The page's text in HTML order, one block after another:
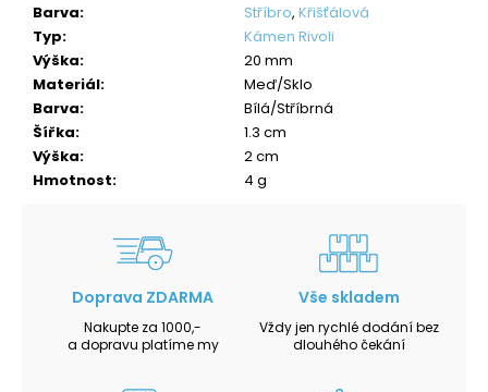
Barva: Stříbro, Křišťálová
Typ:
Kámen Rivoli
Výška:
20 mm
Materiál:
Meď/Sklo
Barva:
Bílá/Stříbrná
Šířka:
1.3 cm
Výška:
2 cm
Hmotnost: 4 g
Doprava ZDARMA
Nakupte za 1000,-
a dopravu platíme my
Vše skladem
Vždy jen rychlé dodání bez
dlouhého čekání